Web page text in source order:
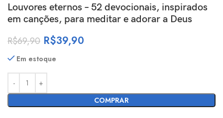
Louvores eternos – 52 devocionais, inspirados
em canções, para meditar e adorar a Deus
R$69,90 R$39,90
Em estoque
COMPRAR